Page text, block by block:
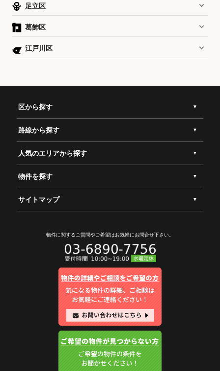
足立区
葛飾区
江戸川区
区から探す
路線から探す
人気のエリアから探す
物件を探す
サイトマップ
物件に関するご質問やご希望はお気軽にお問合せ下さい。